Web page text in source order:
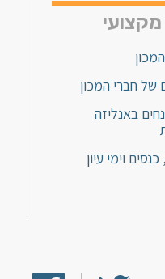
של חברי המכון
באנליזה
וימי עיון